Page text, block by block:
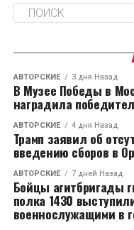
приходится на так
напряжения. Она
суток,
болью, которая не
активности. Обычно
людей, склонных к
депрессии, при
Очень часто
другими сердечно-
На втором месте по
мышечная боль
АВТОРСКИЕ 3 дня Назад
В Музее Победы в
наградила
АВТОРСКИЕ 4 дня Назад
Трамп заявил об
введению сборов в
АВТОРСКИЕ 7 дней Назад
Бойцы агитбригады
полка 1430
военнослужащими в